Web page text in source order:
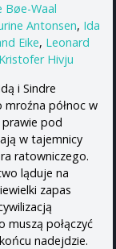
Bøe-Waal
Antonsen, Ida
Eike, Leonard
Kristofer Hivju
i Sindre
północ w
prawie pod
w tajemnicy
ratowniczego.
ląduje na
zapas
muszą połączyć
nadejdzie.